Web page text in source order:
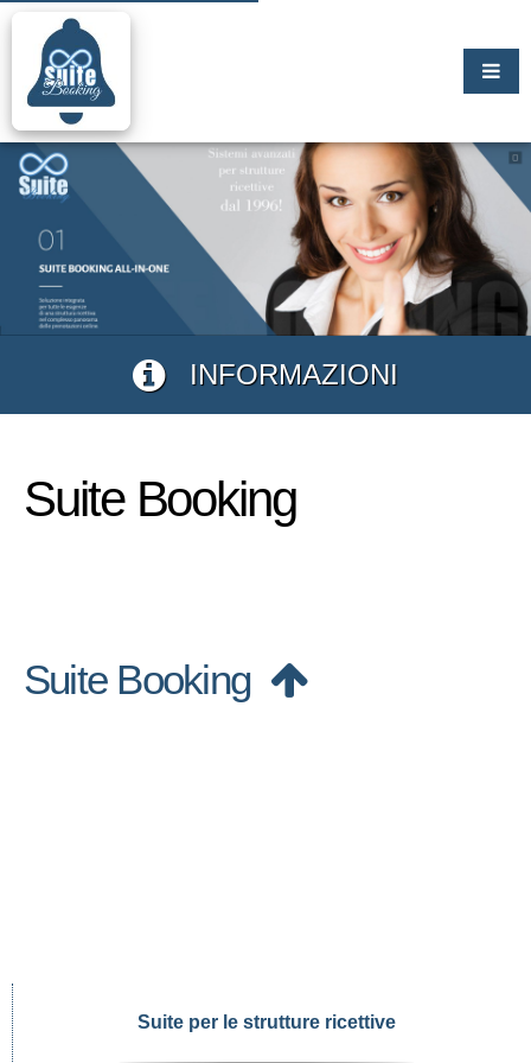
INFORMAZIONI
Suite Booking
Suite Booking
Suite per le strutture ricettive